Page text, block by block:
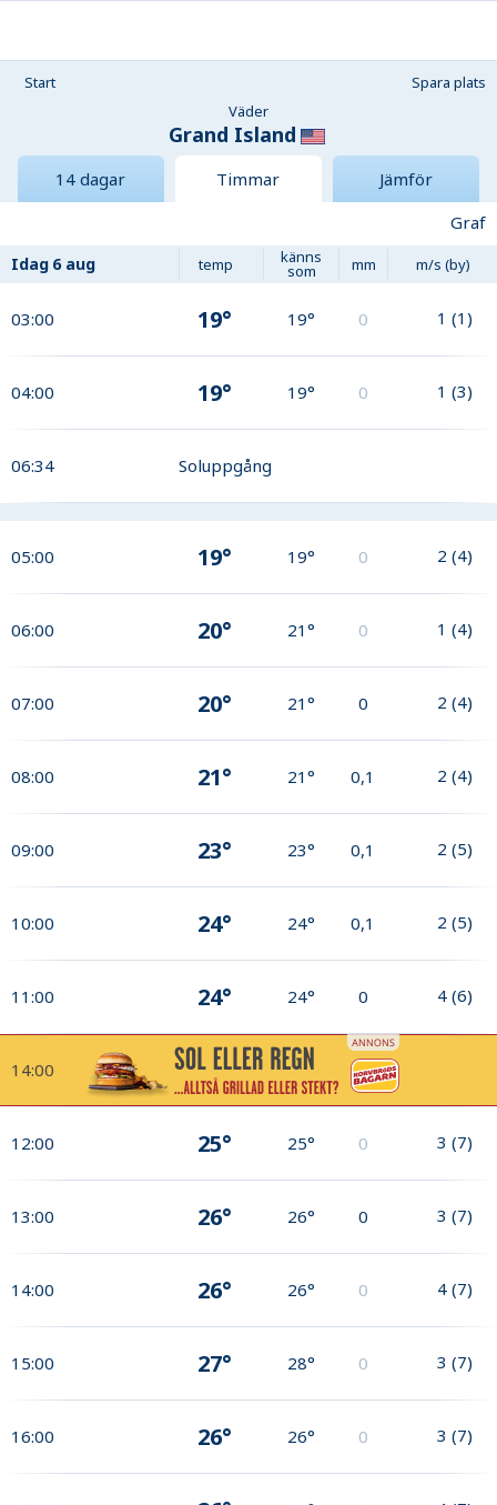
Start
Spara plats
Väder
Grand Island
14 dagar Timmar
Jämför
Graf
Idag 6 aug temp känns
som mm m/s (by)
03:00 19° 19° 0 1 (1)
04:00 19° 19° 0 1 (3)
06:34 Soluppgång
05:00 19° 19° 0 2 (4)
06:00 20° 21° 0 1 (4)
07:00 20° 21° 0 2 (4)
08:00 21° 21° 0,1 2 (4)
09:00 23° 23° 0,1 2 (5)
10:00 24° 24° 0,1 2 (5)
11:00 24° 24° 0 4 (6)
14:00
12:00 25° 25° 0 3 (7)
13:00 26° 26° 0 3 (7)
14:00 26° 26° 0 4 (7)
15:00 27° 28° 0 3 (7)
16:00 26° 26° 0 3 (7)